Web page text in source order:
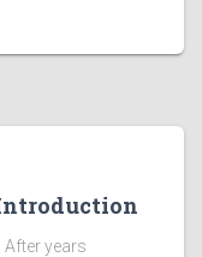
After years